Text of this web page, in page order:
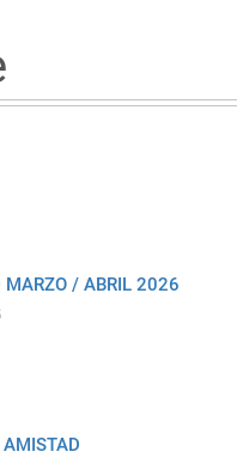
MARZO / ABRIL 2026